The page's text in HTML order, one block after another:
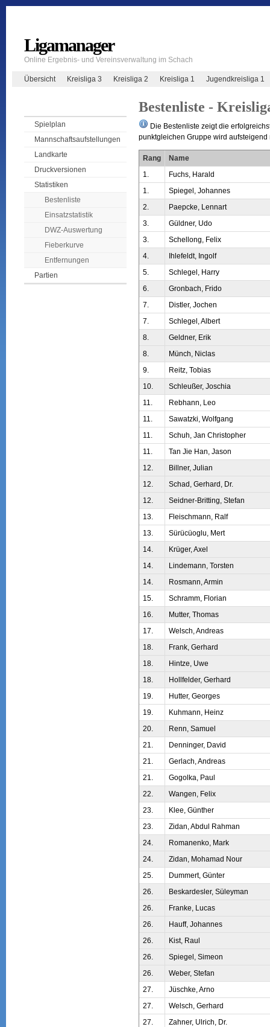
Ligamanager
Online Ergebnis- und Vereinsverwaltung im Schach
Übersicht Kreisliga 3 Kreisliga 2 Kreisliga 1 Jugendkreisliga 1
Spielplan
Mannschaftsaufstellungen
Landkarte
Druckversionen
Statistiken
Bestenliste
Einsatzstatistik
DWZ-Auswertung
Fieberkurve
Entfernungen
Partien
Bestenliste -
Die Bestenliste zeigt die
punktgleichen Gruppe wird
Rang
Name
1.
Fuchs, Harald
1.
Spiegel, Johannes
2.
Paepcke, Lennart
3.
Güldner, Udo
3.
Schellong, Felix
4.
Ihlefeldt, Ingolf
5.
Schlegel, Harry
6.
Gronbach, Frido
7.
Distler, Jochen
7.
Schlegel, Albert
8.
Geldner, Erik
8.
Münch, Niclas
9.
Reitz, Tobias
10.
Schleußer, Joschia
11.
Rebhann, Leo
11.
Sawatzki, Wolfgang
11.
Schuh, Jan Christopher
11.
Tan Jie Han, Jason
12.
Billner, Julian
12.
Schad, Gerhard, Dr.
12.
Seidner-Britting, Stefan
13.
Fleischmann, Ralf
13.
Sürücüoglu, Mert
14.
Krüger, Axel
14.
Lindemann, Torsten
14.
Rosmann, Armin
15.
Schramm, Florian
16.
Mutter, Thomas
17.
Welsch, Andreas
18.
Frank, Gerhard
18.
Hintze, Uwe
18.
Hollfelder, Gerhard
19.
Hutter, Georges
19.
Kuhmann, Heinz
20.
Renn, Samuel
21.
Denninger, David
21.
Gerlach, Andreas
21.
Gogolka, Paul
22.
Wangen, Felix
23.
Klee, Günther
23.
Zidan, Abdul Rahman
24.
Romanenko, Mark
24.
Zidan, Mohamad Nour
25.
Dummert, Günter
26.
Beskardesler, Süleyman
26.
Franke, Lucas
26.
Hauff, Johannes
26.
Kist, Raul
26.
Spiegel, Simeon
26.
Weber, Stefan
27.
Jüschke, Arno
27.
Welsch, Gerhard
27.
Zahner, Ulrich, Dr.